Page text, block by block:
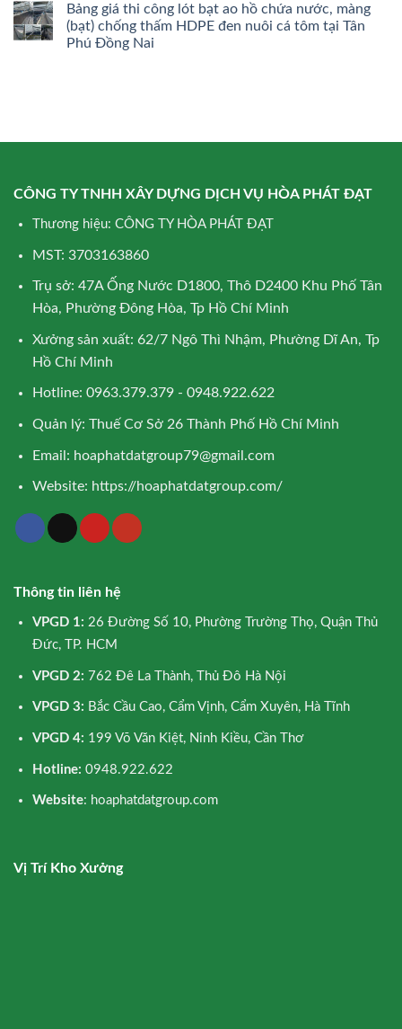
Bảng giá thi công lót bạt ao hồ chứa nước, màng
(bạt) chống thấm HDPE đen nuôi cá tôm tại Tân
Phú Đồng Nai
CÔNG TY TNHH XÂY DỰNG DỊCH VỤ HÒA PHÁT ĐẠT
Thương hiệu: CÔNG TY HÒA PHÁT ĐẠT
MST: 3703163860
Trụ sở: 47A Ống Nước D1800, Thô D2400 Khu Phố Tân
Hòa, Phường Đông Hòa, Tp Hồ Chí Minh
Xưởng sản xuất: 62/7 Ngô Thì Nhậm, Phường Dĩ An, Tp
Hồ Chí Minh
Hotline: 0963.379.379 - 0948.922.622
Quản lý: Thuế Cơ Sở 26 Thành Phố Hồ Chí Minh
Email: hoaphatdatgroup79@gmail.com
Website: https://hoaphatdatgroup.com/
Thông tin liên hệ
VPGD 1: 26 Đường Số 10, Phường Trường Thọ, Quận Thủ
Đức, TP. HCM
VPGD 2: 762 Đê La Thành, Thủ Đô Hà Nội
VPGD 3: Bắc Cầu Cao, Cẩm Vịnh, Cẩm Xuyên, Hà Tĩnh
VPGD 4: 199 Võ Văn Kiệt, Ninh Kiều, Cần Thơ
Hotline: 0948.922.622
Website: hoaphatdatgroup.com
Vị Trí Kho Xưởng